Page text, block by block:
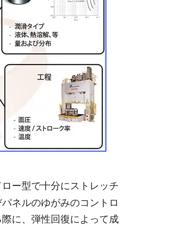
ー型で十分にストレッチ
ネルのゆがみのコントロ
に、弾性回復によって成